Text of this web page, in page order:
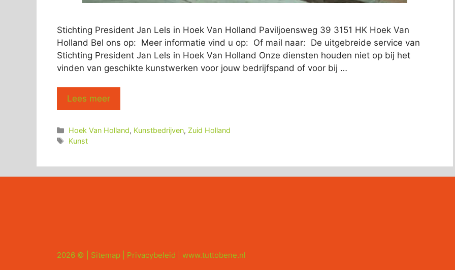
Stichting President Jan Lels in Hoek Van Holland Paviljoensweg 39 3151 HK Hoek Van
Holland Bel ons op: Meer informatie vind u op: Of mail naar: De uitgebreide service van
Stichting President Jan Lels in Hoek Van Holland Onze diensten houden niet op bij het
vinden van geschikte kunstwerken voor jouw bedrijfspand of voor bij …
Lees meer
Categorieën
Hoek Van Holland, Kunstbedrijven, Zuid Holland
Tags
Kunst
2026 © | Sitemap Privacybeleid www.tuttobene.nl